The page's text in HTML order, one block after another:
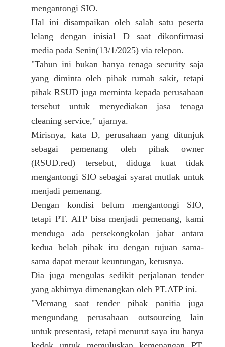
mengantongi SIO.
Hal ini disampaikan oleh salah satu peserta
lelang dengan inisial D saat dikonfirmasi
media pada Senin(13/1/2025) via telepon.
"Tahun ini bukan hanya tenaga security saja
yang diminta oleh pihak rumah sakit, tetapi
pihak RSUD juga meminta kepada perusahaan
tersebut untuk menyediakan jasa tenaga
cleaning service," ujarnya.
Mirisnya, kata D, perusahaan yang ditunjuk
sebagai pemenang oleh pihak owner
(RSUD.red) tersebut, diduga kuat tidak
mengantongi SIO sebagai syarat mutlak untuk
menjadi pemenang.
Dengan kondisi belum mengantongi SIO,
tetapi PT. ATP bisa menjadi pemenang, kami
menduga ada persekongkolan jahat antara
kedua belah pihak itu dengan tujuan sama-
sama dapat meraut keuntungan, ketusnya.
Dia juga mengulas sedikit perjalanan tender
yang akhirnya dimenangkan oleh PT.ATP ini.
"Memang saat tender pihak panitia juga
mengundang perusahaan outsourcing lain
untuk presentasi, tetapi menurut saya itu hanya